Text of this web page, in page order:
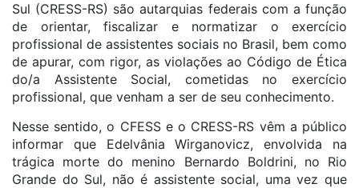
Sul (CRESS-RS) são autarquias federais com a função
de orientar, fiscalizar e normatizar o exercício
profissional de assistentes sociais no Brasil, bem como
de apurar, com rigor, as violações ao Código de Ética
do/a Assistente Social, cometidas no exercício
profissional, que venham a ser de seu conhecimento.
Nesse sentido, o CFESS e o CRESS-RS vêm a público
informar que Edelvânia Wirganovicz, envolvida na
trágica morte do menino Bernardo Boldrini, no Rio
Grande do Sul, não é assistente social, uma vez que